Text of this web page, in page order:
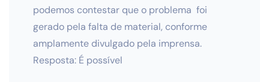
podemos contestar que o problema foi
gerado pela falta de material, conforme
amplamente divulgado pela imprensa.
Resposta: É possível